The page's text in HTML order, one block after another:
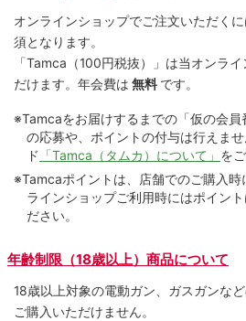
オンラインショップでご注⽂いただく
須となります。
「Tamca （100円税抜）
」は当オンラ
だけます。 年会費は 無料 です。
※Tamcaをお届けするまでの「仮の会
の応募や、ポイントの付与は⾏えま
ド 「Tamca（タムカ）について」 を
※Tamcaポイントは、店舗でのご購⼊
ラインショップご利用時にはポイン
ださい。
年齢制限（18歳以上）商品について
18歳以上対象の電動ガン、ガスガンな
ご購入いただけません。